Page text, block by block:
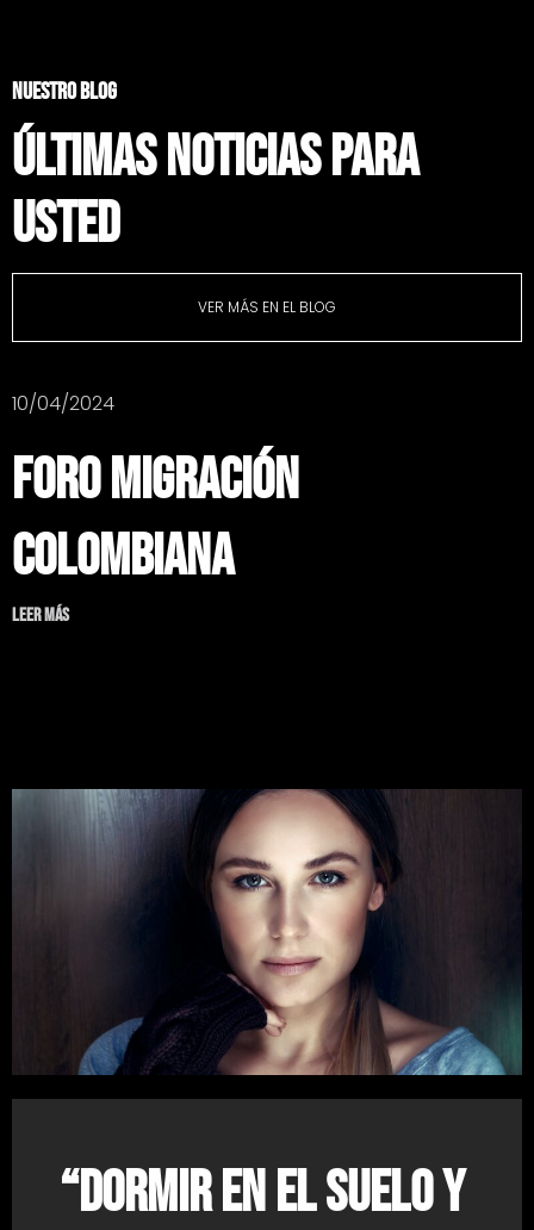
NUESTRO BLOG
ÚLTIMAS NOTICIAS PARA
USTED
VER MÁS EN EL BLOG
10/04/2024
Foro Migración
Colombiana
Leer más
“Dormir en el suelo y